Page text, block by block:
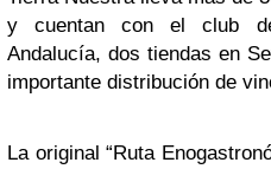
y cuentan con el club
Andalucía, dos tiendas en
importante distribución de
La original “Ruta